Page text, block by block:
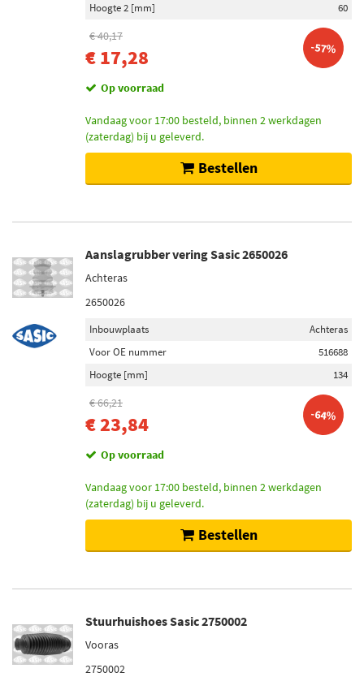
Hoogte 2 [mm]
60
€ 40,17
€ 17,28 -57%
Op voorraad
Vandaag voor 17:00 besteld, binnen 2 werkdagen
(zaterdag) bij u geleverd.
Bestellen
Aanslagrubber vering Sasic 2650026
Achteras
2650026
Inbouwplaats
Achteras
Voor OE nummer
516688
Hoogte [mm]
134
€ 66,21
€ 23,84 -64%
Op voorraad
Vandaag voor 17:00 besteld, binnen 2 werkdagen
(zaterdag) bij u geleverd.
Bestellen
Stuurhuishoes Sasic 2750002
Vooras
2750002